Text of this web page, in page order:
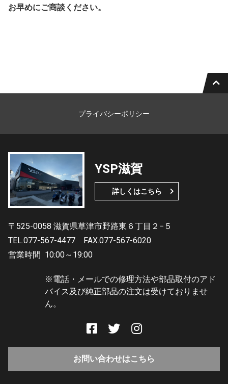
お早めにご商談ください。
プライバシーポリシー
YSP滋賀
詳しくはこちら
〒525-0058 滋賀県草津市野路東６丁目２−５
TEL.077-567-4477
FAX.077-567-6020
営業時間 10:00～19:00
※電話・メールでの修理方法や部品取付のアド
バイス及び純正部品の注文は受けておりませ
ん。
お問い合わせはこちら